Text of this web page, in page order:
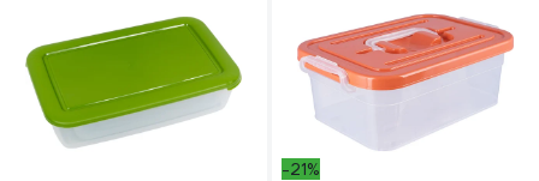
-21%